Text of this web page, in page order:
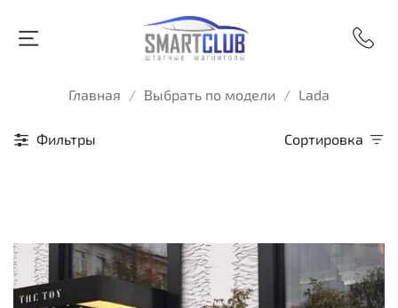
Главная Выбрать по модели Lada
Фильтры Сортировка